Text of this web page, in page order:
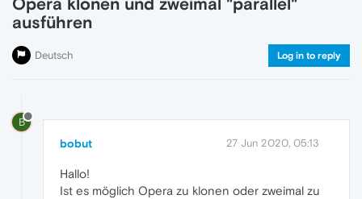
ausführen
Deutsch Log in to reply
B
bobut 27 Jun 2020, 05:13
Hallo!
Ist es möglich Opera zu klonen oder zweimal zu